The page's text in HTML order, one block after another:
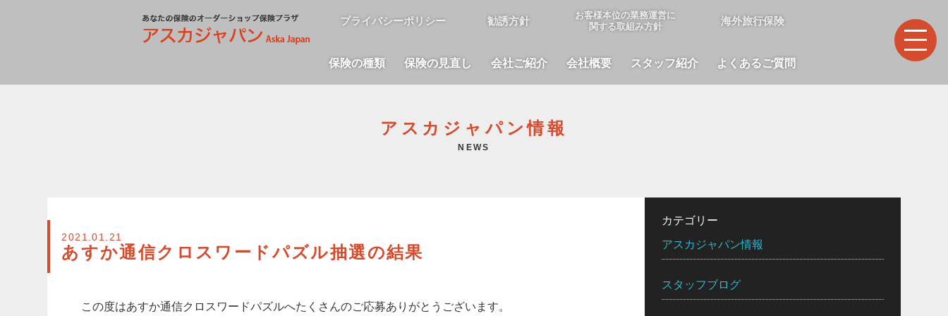
プライバシーポリシー 勧誘方針
お客様本位の業務運営に
関する取組み方針
海外旅行保険
保険の種類 保険の見直し 会社ご紹介 会社概要 スタッフ紹介 よくあるご質問
アスカジャパン情報
NEWS
2021.01.21
あすか通信クロスワードパズル抽選の結果
この度はあすか通信クロスワードパズルへたくさんのご応募ありがとうございます。
カテゴリー
アスカジャパン情報
スタッフブログ